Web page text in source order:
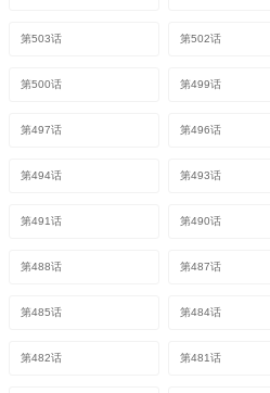
第503话 第502话
第500话 第499话
第497话 第496话
第494话 第493话
第491话 第490话
第488话 第487话
第485话 第484话
第482话 第481话